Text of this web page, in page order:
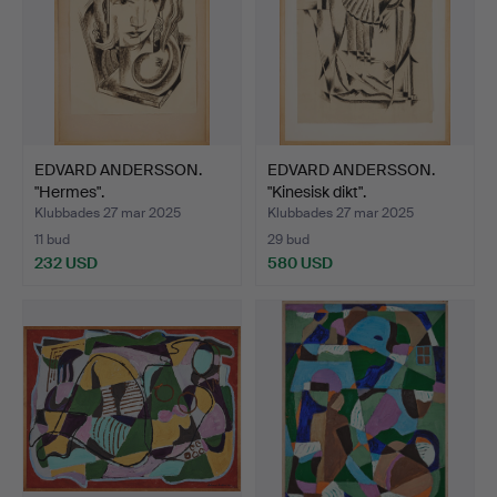
EDVARD ANDERSSON.
"Hermes".
Klubbades 27 mar 2025
11 bud
232 USD
EDVARD ANDERSSON.
"Kinesisk dikt".
Klubbades 27 mar 2025
29 bud
580 USD